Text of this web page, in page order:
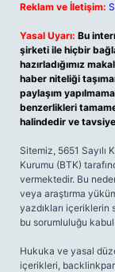
Reklam ve İletişim:
Yasal Uyarı: Bu
şirketi ile hiçbir
hazırladığımız
haber niteliği
paylaşım
benzerlikleri
halindedir ve
Sitemiz, 5651
Kurumu (BTK)
vermektedir. Bu
veya araştırma
yazdıkları içeriklerin
bu sorumluluğu kabul
Hukuka ve yasal
içerikleri,